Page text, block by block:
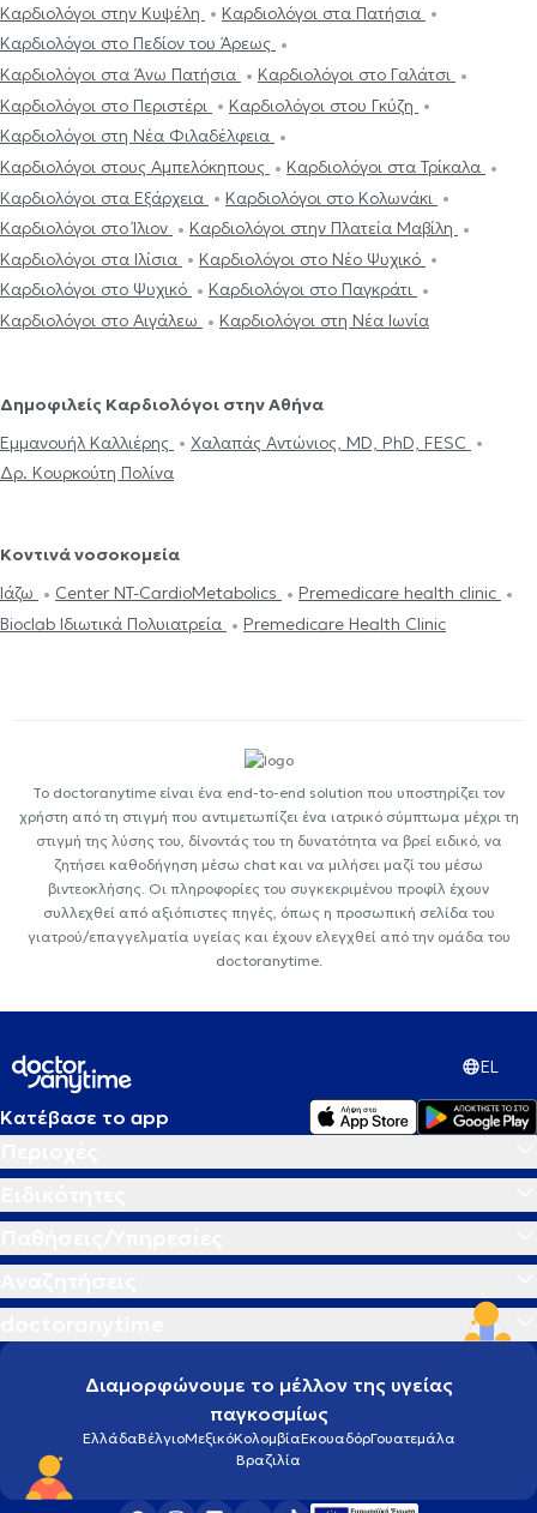
Καρδιολόγοι στην Κυψέλη
Καρδιολόγοι στα Πατήσια
Καρδιολόγοι στο Πεδίον του Άρεως
Καρδιολόγοι στα Άνω Πατήσια
Καρδιολόγοι στο Γαλάτσι
Καρδιολόγοι στο Περιστέρι
Καρδιολόγοι στου Γκύζη
Καρδιολόγοι στη Νέα Φιλαδέλφεια
Καρδιολόγοι στους Αμπελόκηπους
Καρδιολόγοι στα Τρίκαλα
Καρδιολόγοι στα Εξάρχεια
Καρδιολόγοι στο Κολωνάκι
Καρδιολόγοι στο Ίλιον
Καρδιολόγοι στην Πλατεία Μαβίλη
Καρδιολόγοι στα Ιλίσια
Καρδιολόγοι στο Νέο Ψυχικό
Καρδιολόγοι στο Ψυχικό
Καρδιολόγοι στο Παγκράτι
Καρδιολόγοι στο Αιγάλεω
Καρδιολόγοι στη Νέα Ιωνία
Δημοφιλείς Καρδιολόγοι στην Αθήνα
Εμμανουήλ Καλλιέρης
Χαλαπάς Αντώνιος, MD, PhD, FESC
Δρ. Κουρκούτη Πολίνα
Κοντινά νοσοκομεία
Ιάζω
Center NT-CardioMetabolics
Premedicare health clinic
Bioclab Ιδιωτικά Πολυιατρεία
Premedicare Health Clinic
Το doctoranytime είναι ένα end-to-end solution που υποστηρίζει τον
χρήστη από τη στιγμή που αντιμετωπίζει ένα ιατρικό σύμπτωμα μέχρι τη
στιγμή της λύσης του, δίνοντάς του τη δυνατότητα να βρεί ειδικό, να
ζητήσει καθοδήγηση μέσω chat και να μιλήσει μαζί του μέσω
βιντεοκλήσης. Οι πληροφορίες του συγκεκριμένου προφίλ έχουν
συλλεχθεί από αξιόπιστες πηγές, όπως η προσωπική σελίδα του
γιατρού/επαγγελματία υγείας και έχουν ελεγχθεί από την ομάδα του
doctoranytime.
EL
Κατέβασε το app
Διαμορφώνουμε το μέλλον της υγείας
παγκοσμίως
ΕλλάδαΒέλγιοΜεξικόΚολομβίαΕκουαδόρΓουατεμάλα
Βραζιλία